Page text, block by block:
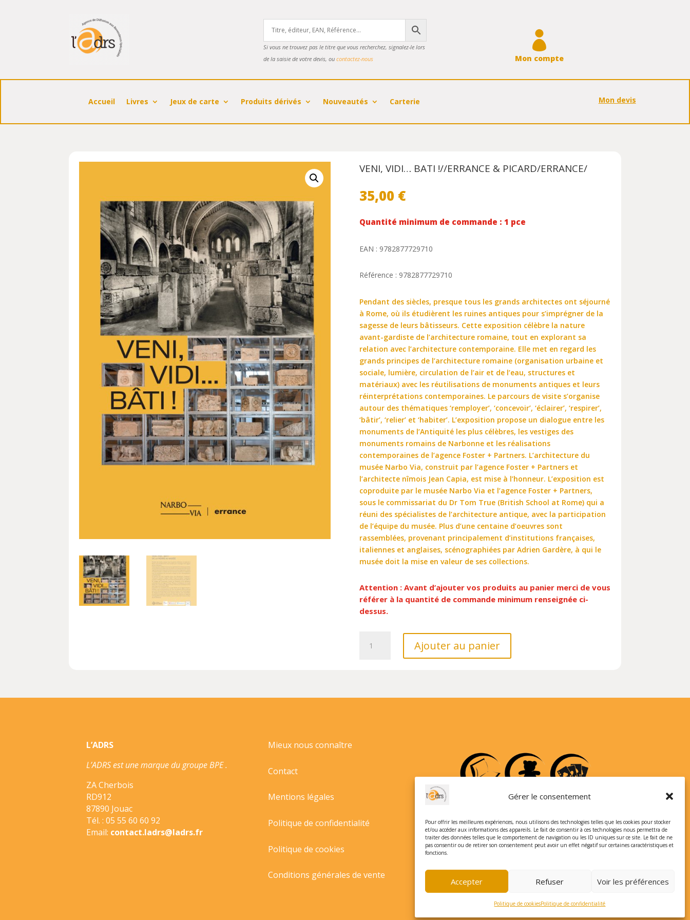
Gérer le consentement
Pour offrir les meilleures expériences, nous utilisons des technologies telles que les cookies pour stocker
et/ou accéder aux informations des appareils. Le fait de consentir à ces technologies nous permettra de
traiter des données telles que le comportement de navigation ou les ID uniques sur ce site. Le fait de ne
pas consentir ou de retirer son consentement peut avoir un effet négatif sur certaines caractéristiques et
fonctions.
Accepter Refuser Voir les préférences
Politique de cookiesPolitique de confidentialité
Si vous ne trouvez pas le titre que vous recherchez, signalez-le lors
de la saisie de votre devis, ou contactez-nous

Mon compte
Accueil Livres Jeux de carte Produits dérivés Nouveautés Carterie Mon devis
VENI, VIDI… BATI !//ERRANCE & PICARD/ERRANCE/
35,00 €
Quantité minimum de commande : 1 pce
EAN : 9782877729710
Référence : 9782877729710
Pendant des siècles, presque tous les grands architectes ont séjourné
à Rome, où ils étudièrent les ruines antiques pour s’imprégner de la
sagesse de leurs bâtisseurs. Cette exposition célèbre la nature
avant-gardiste de l’architecture romaine, tout en explorant sa
relation avec l’architecture contemporaine. Elle met en regard les
grands principes de l’architecture romaine (organisation urbaine et
sociale, lumière, circulation de l’air et de l’eau, structures et
matériaux) avec les réutilisations de monuments antiques et leurs
réinterprétations contemporaines. Le parcours de visite s’organise
autour des thématiques ‘remployer’, ‘concevoir’, ‘éclairer’, ‘respirer’,
‘bâtir’, ‘relier’ et ‘habiter’. L’exposition propose un dialogue entre les
monuments de l’Antiquité les plus célèbres, les vestiges des
monuments romains de Narbonne et les réalisations
contemporaines de l’agence Foster + Partners. L’architecture du
musée Narbo Via, construit par l’agence Foster + Partners et
l’architecte nîmois Jean Capia, est mise à l’honneur. L’exposition est
coproduite par le musée Narbo Via et l’agence Foster + Partners,
sous le commissariat du Dr Tom True (British School at Rome) qui a
réuni des spécialistes de l’architecture antique, avec la participation
de l’équipe du musée. Plus d’une centaine d’oeuvres sont
rassemblées, provenant principalement d’institutions françaises,
italiennes et anglaises, scénographiées par Adrien Gardère, à qui le
musée doit la mise en valeur de ses collections.
Attention : Avant d’ajouter vos produits au panier merci de vous
référer à la quantité de commande minimum renseignée ci-
dessus.
!//ERRANCE
Ajouter au panier
L’ADRS
L’ADRS est une marque du groupe BPE .
ZA Cherbois
RD912
87890 Jouac
Tél. : 05 55 60 60 92
Email: contact.ladrs@ladrs.fr
Mieux nous connaître
Contact
Mentions légales
Politique de confidentialité
Politique de cookies
Conditions générales de vente